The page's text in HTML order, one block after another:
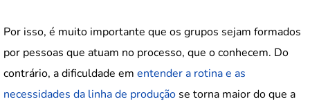
Por isso, é muito importante que os grupos sejam formados
por pessoas que atuam no processo, que o conhecem. Do
contrário, a dificuldade em entender a rotina e as
necessidades da linha de produção se torna maior do que a